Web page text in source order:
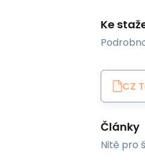
Ke
CZ
Články
Nitě pro